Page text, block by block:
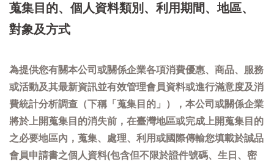
蒐集目的、個人資料類別、利用期間、地區、
對象及方式
為提供您有關本公司或關係企業各項消費優惠、商品、服務
或活動及其最新資訊並有效管理會員資料或進行滿意度及消
費統計分析調查（下稱「蒐集目的」），本公司或關係企業
將於上開蒐集目的消失前，在臺灣地區或完成上開蒐集目的
之必要地區內，蒐集、處理、利用或國際傳輸您填載於誠品
會員申請書之個人資料(包含但不限於證件號碼、生日、密